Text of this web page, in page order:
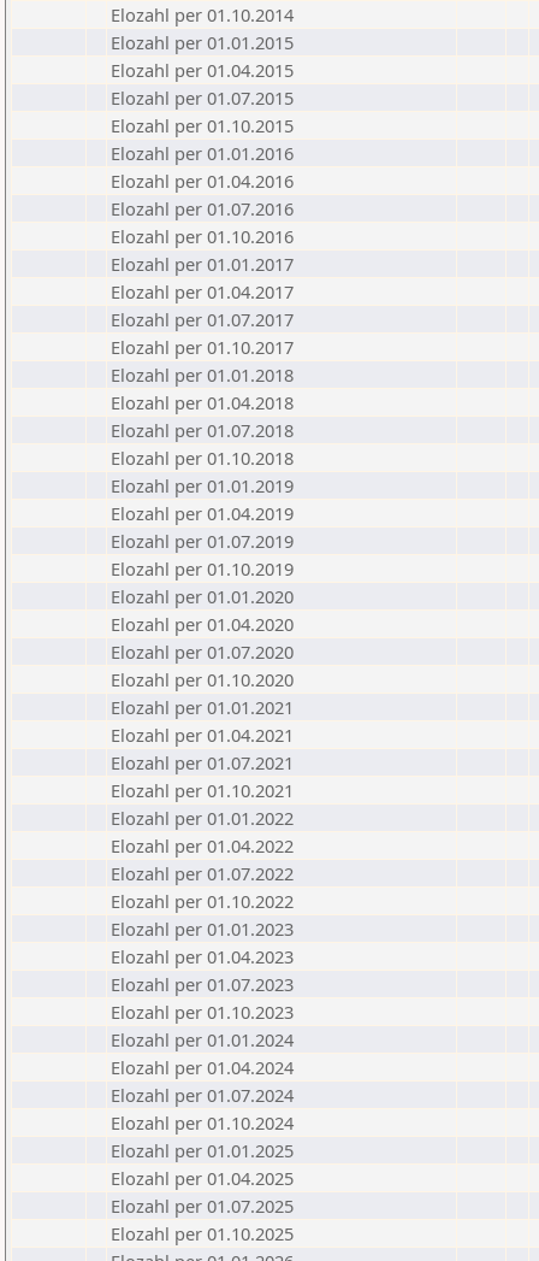
Elozahl per 01.10.2014
Elozahl per 01.01.2015
Elozahl per 01.04.2015
Elozahl per 01.07.2015
Elozahl per 01.10.2015
Elozahl per 01.01.2016
Elozahl per 01.04.2016
Elozahl per 01.07.2016
Elozahl per 01.10.2016
Elozahl per 01.01.2017
Elozahl per 01.04.2017
Elozahl per 01.07.2017
Elozahl per 01.10.2017
Elozahl per 01.01.2018
Elozahl per 01.04.2018
Elozahl per 01.07.2018
Elozahl per 01.10.2018
Elozahl per 01.01.2019
Elozahl per 01.04.2019
Elozahl per 01.07.2019
Elozahl per 01.10.2019
Elozahl per 01.01.2020
Elozahl per 01.04.2020
Elozahl per 01.07.2020
Elozahl per 01.10.2020
Elozahl per 01.01.2021
Elozahl per 01.04.2021
Elozahl per 01.07.2021
Elozahl per 01.10.2021
Elozahl per 01.01.2022
Elozahl per 01.04.2022
Elozahl per 01.07.2022
Elozahl per 01.10.2022
Elozahl per 01.01.2023
Elozahl per 01.04.2023
Elozahl per 01.07.2023
Elozahl per 01.10.2023
Elozahl per 01.01.2024
Elozahl per 01.04.2024
Elozahl per 01.07.2024
Elozahl per 01.10.2024
Elozahl per 01.01.2025
Elozahl per 01.04.2025
Elozahl per 01.07.2025
Elozahl per 01.10.2025